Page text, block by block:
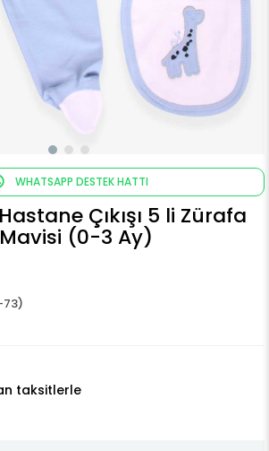
WHATSAPP DESTEK HATTI
Çıkışı 5 li Zürafa
Mavisi (0-3 Ay)
73)
taksitlerle